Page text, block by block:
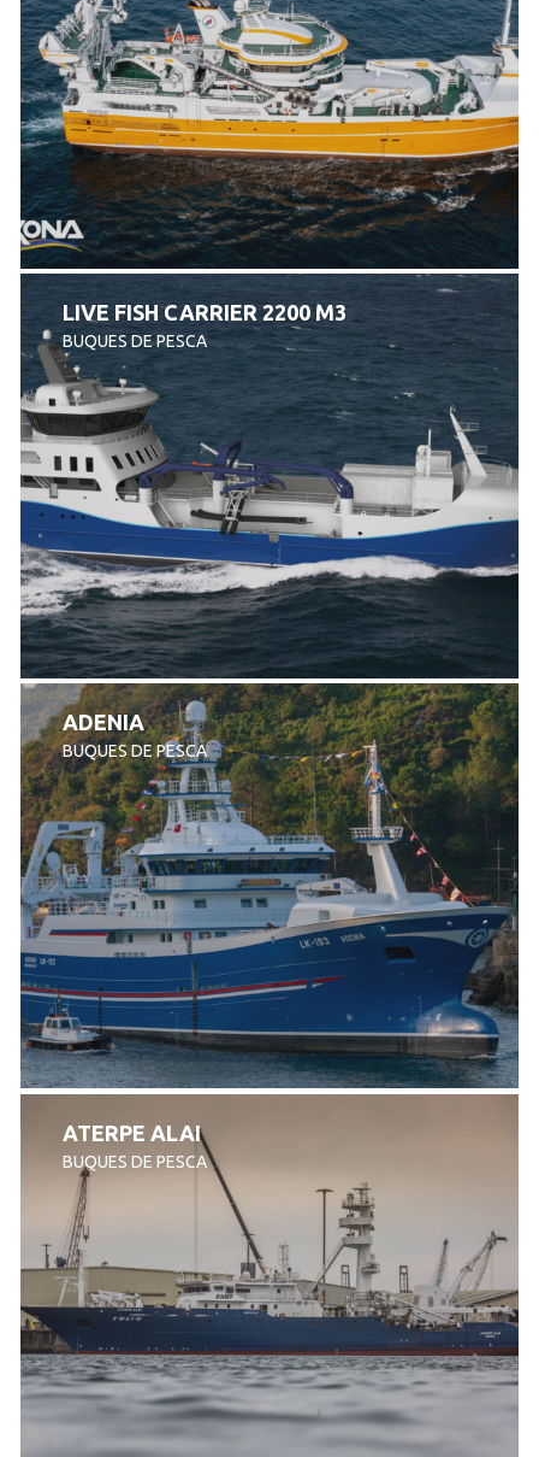
LIVE FISH CARRIER 2200 M3
BUQUES DE PESCA
ADENIA
BUQUES DE PESCA
ATERPE ALAI
BUQUES DE PESCA